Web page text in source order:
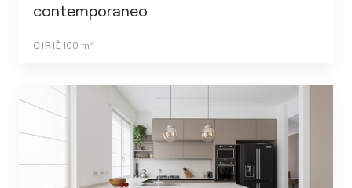
contemporaneo
CIRIÈ 100 m²